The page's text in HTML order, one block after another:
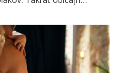
si bo to na
koli drugem
poči še guma na
denarnice, ko